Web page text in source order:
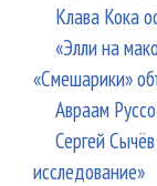
Клава Кока
«Элли на
«Смешарики»
Авраам
Сергей
исследование»